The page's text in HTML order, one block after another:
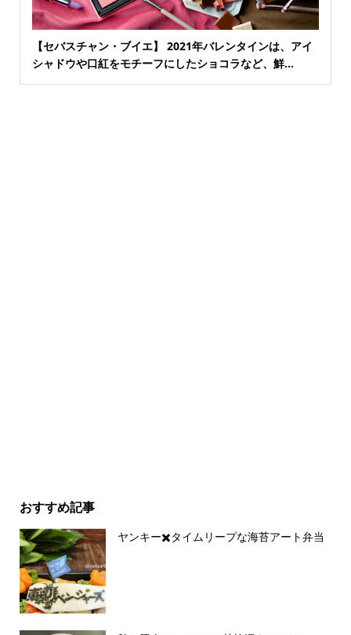
【セバスチャン・ブイエ】 2021年バレンタインは、アイ
シャドウや口紅をモチーフにしたショコラなど、鮮...
おすすめ記事
ヤンキー✖️タイムリープな海苔アート弁当